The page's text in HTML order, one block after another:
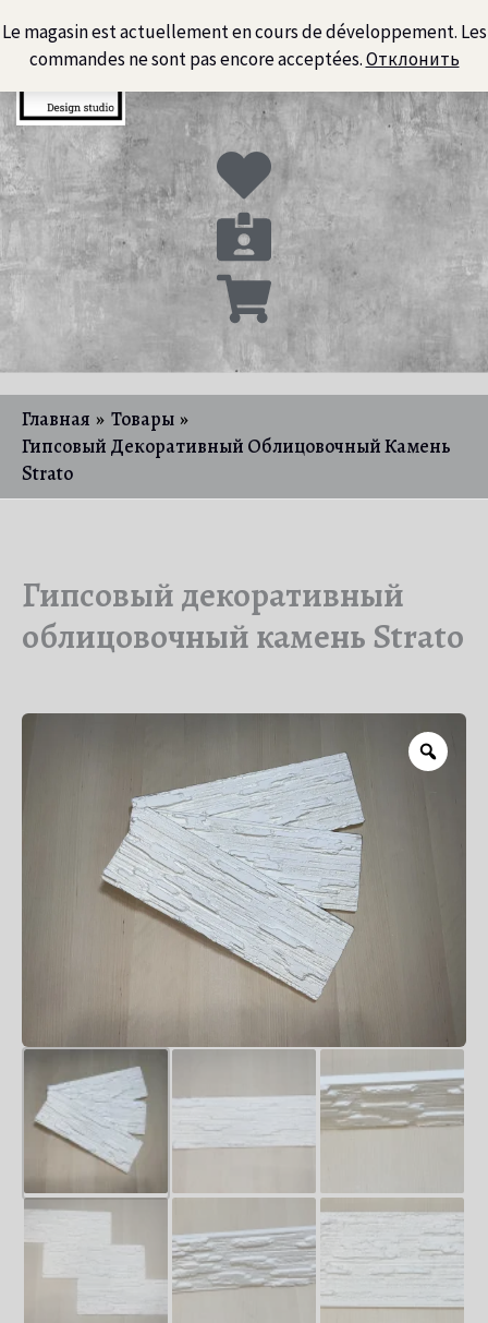
Le magasin est actuellement en cours de développement. Les
commandes ne sont pas encore acceptées.Отклонить
к
содержимому
Главная
Товары
Гипсовый Декоративный Облицовочный Камень
Strato
Гипсовый декоративный
облицовочный камень Strato